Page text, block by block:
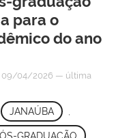
para o
do ano
09/04/2026 — última
JANAÚBA
GRADUAÇÃO